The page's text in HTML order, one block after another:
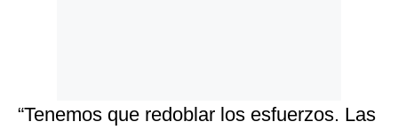
“Tenemos que redoblar los esfuerzos. Las